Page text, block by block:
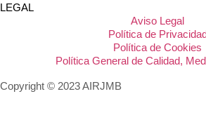
LEGAL
Aviso Legal
Política de
Política de Cookies
Política General de Calidad,
Copyright © 2023 AIRJMB